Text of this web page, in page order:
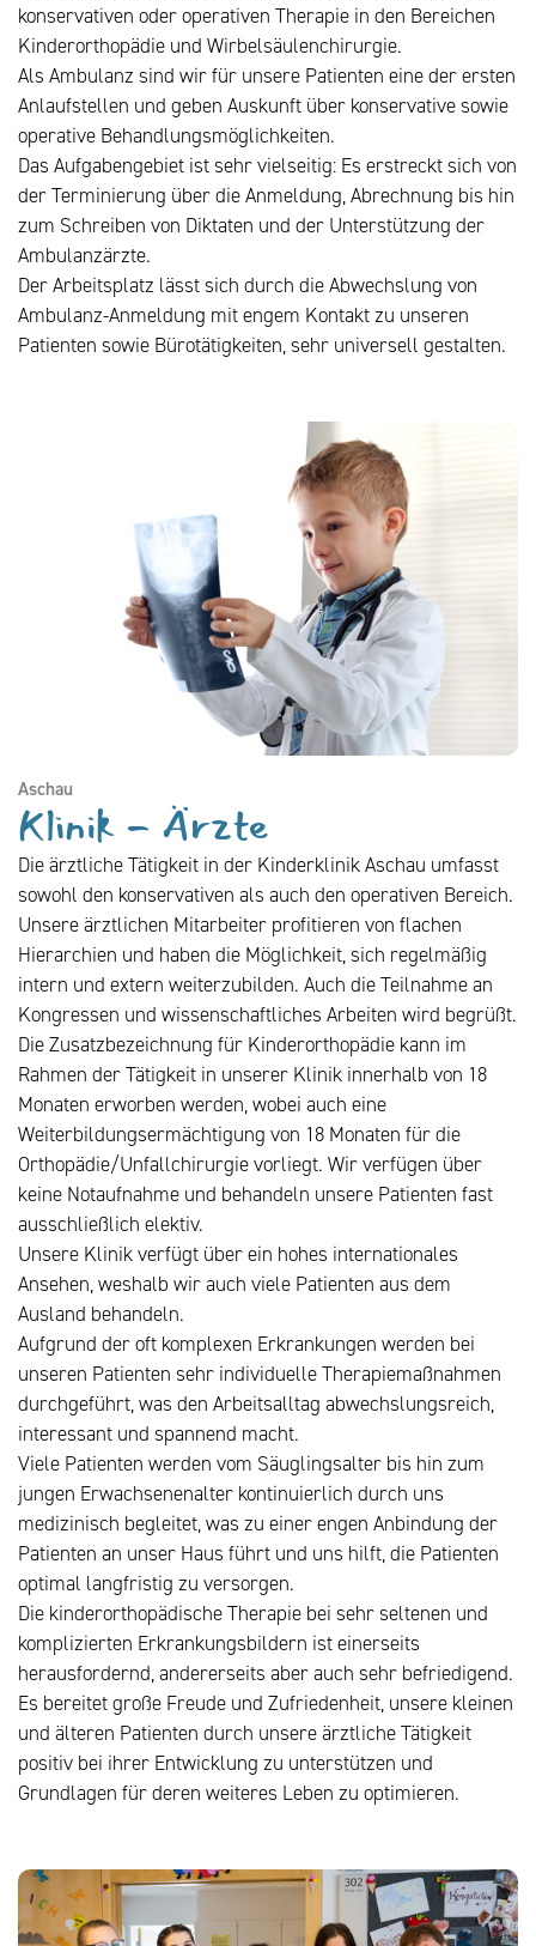
konservativen oder operativen Therapie in den Bereichen
Kinderorthopädie und Wirbelsäulenchirurgie.
Als Ambulanz sind wir für unsere Patienten eine der ersten
Anlaufstellen und geben Auskunft über konservative sowie
operative Behandlungsmöglichkeiten.
Das Aufgabengebiet ist sehr vielseitig: Es erstreckt sich von
der Terminierung über die Anmeldung, Abrechnung bis hin
zum Schreiben von Diktaten und der Unterstützung der
Ambulanzärzte.
Der Arbeitsplatz lässt sich durch die Abwechslung von
Ambulanz-Anmeldung mit engem Kontakt zu unseren
Patienten sowie Bürotätigkeiten, sehr universell gestalten.
Aschau
Klinik - Ärzte
Die ärztliche Tätigkeit in der Kinderklinik Aschau umfasst
sowohl den konservativen als auch den operativen Bereich.
Unsere ärztlichen Mitarbeiter profitieren von flachen
Hierarchien und haben die Möglichkeit, sich regelmäßig
intern und extern weiterzubilden. Auch die Teilnahme an
Kongressen und wissenschaftliches Arbeiten wird begrüßt.
Die Zusatzbezeichnung für Kinderorthopädie kann im
Rahmen der Tätigkeit in unserer Klinik innerhalb von 18
Monaten erworben werden, wobei auch eine
Weiterbildungsermächtigung von 18 Monaten für die
Orthopädie/Unfall­chirurgie vorliegt. Wir verfügen über
keine Notaufnahme und behandeln unsere Patienten fast
ausschließlich elektiv.
Unsere Klinik verfügt über ein hohes internationales
Ansehen, weshalb wir auch viele Patienten aus dem
Ausland behandeln.
Aufgrund der oft komplexen Erkrankungen werden bei
unseren Patienten sehr individuelle Therapiemaßnahmen
durchgeführt, was den Arbeitsalltag abwechslungsreich,
interessant und spannend macht.
Viele Patienten werden vom Säuglingsalter bis hin zum
jungen Erwachsenen­alter kontinuierlich durch uns
medizinisch begleitet, was zu einer engen Anbindung der
Patienten an unser Haus führt und uns hilft, die Patienten
optimal langfristig zu versorgen.
Die kinderorthopädische Therapie bei sehr seltenen und
komplizierten Erkrankungsbildern ist einerseits
herausfordernd, andererseits aber auch sehr befriedigend.
Es bereitet große Freude und Zufriedenheit, unsere kleinen
und älteren Patienten durch unsere ärztliche Tätigkeit
positiv bei ihrer Entwicklung zu unterstützen und
Grundlagen für deren weiteres Leben zu optimieren.